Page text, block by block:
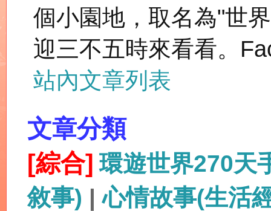
個小園地，取名為"世
迎三不五時來看看。
站內文章列表
文章分類
[綜合] 環遊世界270天
敘事) |心情故事(生活